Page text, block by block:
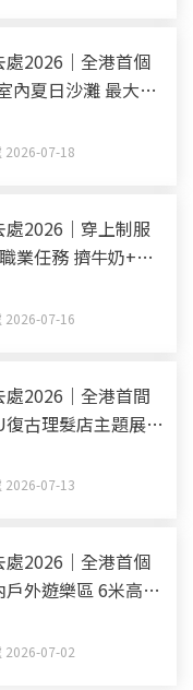
處2026｜全港首個
內夏日沙灘 最大室
2026-07-18
處2026｜穿上制服
業任務 擠牛奶+駕
2026-07-16
處2026｜全港首間
復古理髮店主題展 4
2026-07-13
處2026｜全港首個
外遊樂區 6米高滑
2026-07-02